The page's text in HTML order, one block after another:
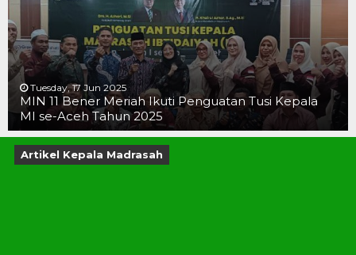
Tuesday, 17 Jun 2025
MIN 11 Bener Meriah Ikuti Penguatan Tusi Kepala
MI se-Aceh Tahun 2025
Artikel Kepala Madrasah
19 JUN 2025
19 JUN 2025
16 JUN 2025